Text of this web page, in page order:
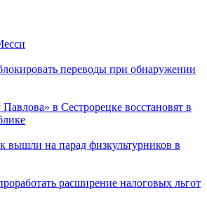
переводы при обнаружении
в Сестрорецке восстановят в
вышли на парад физкультурников в
расширение налоговых льгот